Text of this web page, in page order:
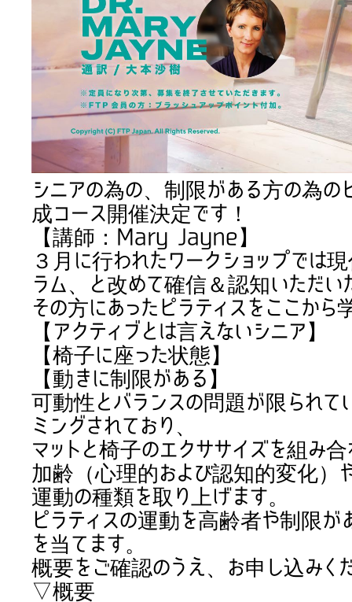
シニアの為の、制限がある方の為の
成コース開催決定です！
【講師：Mary Jayne】
３月に行われたワークショップでは
ラム、と改めて確信＆認知いただい
その方にあったピラティスをここか
【アクティブとは言えないシニア】
【椅子に座った状態】
【動きに制限がある】
可動性とバランスの問題が限られて
ミングされており、
マットと椅子のエクササイズを組み
加齢（心理的および認知的変化）
運動の種類を取り上げます。
ピラティスの運動を高齢者や制限
を当てます。
概要をご確認のうえ、お申し込みく
▽概要